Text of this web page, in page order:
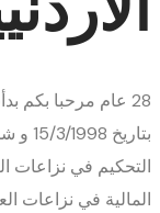
28 عام مرحبا بكم
التحكيم في نزاعات
المالية في نزاعات